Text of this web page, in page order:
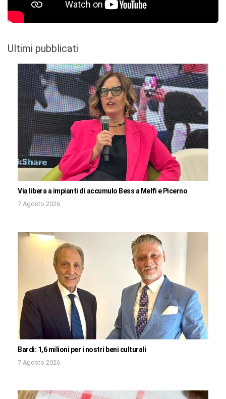
Ultimi pubblicati
Via libera a impianti di accumulo Bess a Melfi e Picerno
7 Agosto 2026
Bardi: 1,6 milioni per i nostri beni culturali
7 Agosto 2026